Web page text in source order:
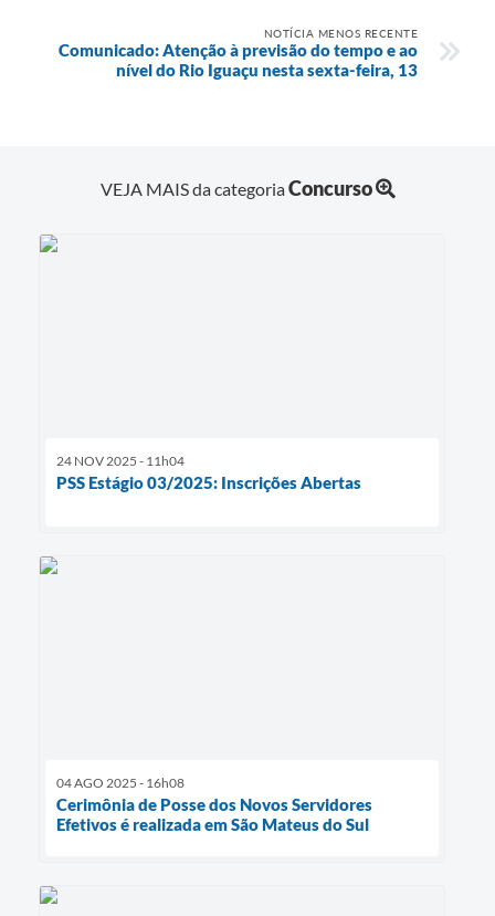
NOTÍCIA MENOS RECENTE
Comunicado: Atenção à previsão do tempo e ao
nível do Rio Iguaçu nesta sexta-feira, 13
VEJA MAIS da categoriaConcurso
24 NOV 2025 - 11h04
PSS Estágio 03/2025: Inscrições Abertas
04 AGO 2025 - 16h08
Cerimônia de Posse dos Novos Servidores
Efetivos é realizada em São Mateus do Sul